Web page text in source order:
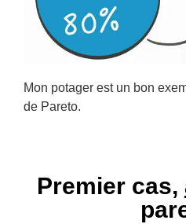
Mon potager est un bon
de Pareto.
Premier cas,